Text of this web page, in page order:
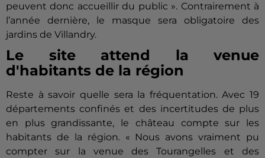
peuvent donc accueillir du public ». Contrairement à
l’année dernière, le masque sera obligatoire des
jardins de Villandry.
Le site attend la venue
d'habitants de la région
Reste à savoir quelle sera la fréquentation. Avec 19
départements confinés et des incertitudes de plus
en plus grandissante, le château compte sur les
habitants de la région. « Nous avons vraiment pu
compter sur la venue des Tourangelles et des